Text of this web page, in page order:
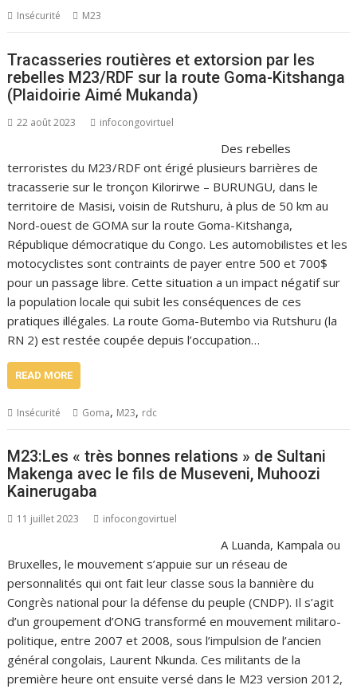
Insécurité M23
Tracasseries routières et extorsion par les
rebelles M23/RDF sur la route Goma-Kitshanga
(Plaidoirie Aimé Mukanda)
22 août 2023 infocongovirtuel
Des rebelles
terroristes du M23/RDF ont érigé plusieurs barrières de
tracasserie sur le tronçon Kilorirwe – BURUNGU, dans le
territoire de Masisi, voisin de Rutshuru, à plus de 50 km au
Nord-ouest de GOMA sur la route Goma-Kitshanga,
République démocratique du Congo. Les automobilistes et les
motocyclistes sont contraints de payer entre 500 et 700$
pour un passage libre. Cette situation a un impact négatif sur
la population locale qui subit les conséquences de ces
pratiques illégales. La route Goma-Butembo via Rutshuru (la
RN 2) est restée coupée depuis l’occupation…
READ MORE
Insécurité Goma, M23, rdc
M23:Les « très bonnes relations » de Sultani
Makenga avec le fils de Museveni, Muhoozi
Kainerugaba
11 juillet 2023 infocongovirtuel
A Luanda, Kampala ou
Bruxelles, le mouvement s’appuie sur un réseau de
personnalités qui ont fait leur classe sous la bannière du
Congrès national pour la défense du peuple (CNDP). Il s’agit
d’un groupement d’ONG transformé en mouvement militaro-
politique, entre 2007 et 2008, sous l’impulsion de l’ancien
général congolais, Laurent Nkunda. Ces militants de la
première heure ont ensuite versé dans le M23 version 2012,